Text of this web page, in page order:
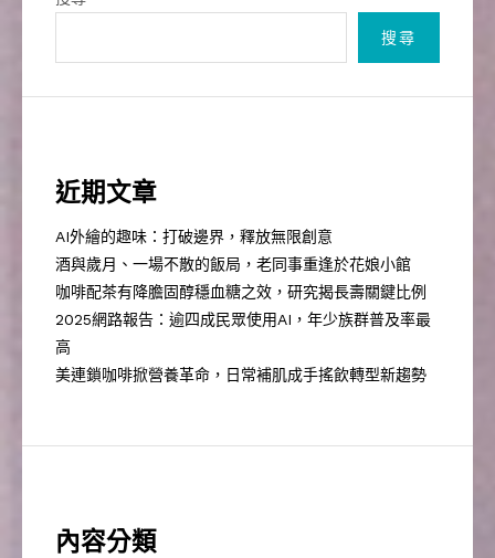
搜尋
近期文章
AI外繪的趣味：打破邊界，釋放無限創意
酒與歲月、一場不散的飯局，老同事重逢於花娘小館
咖啡配茶有降膽固醇穩血糖之效，研究揭長壽關鍵比例
2025網路報告：逾四成民眾使用AI，年少族群普及率最
高
美連鎖咖啡掀營養革命，日常補肌成手搖飲轉型新趨勢
內容分類